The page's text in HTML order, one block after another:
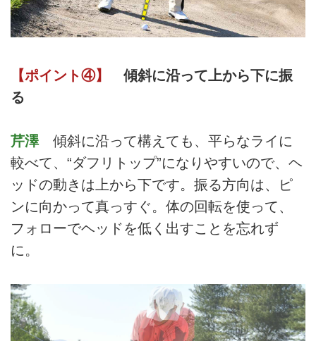
【ポイント④】
傾斜に沿って上から下に振
る
芹澤傾斜に沿って構えても、平らなライに
較べて、“ダフリトップ”になりやすいので、ヘ
ッドの動きは上から下です。振る方向は、ピ
ンに向かって真っすぐ。体の回転を使って、
フォローでヘッドを低く出すことを忘れず
に。